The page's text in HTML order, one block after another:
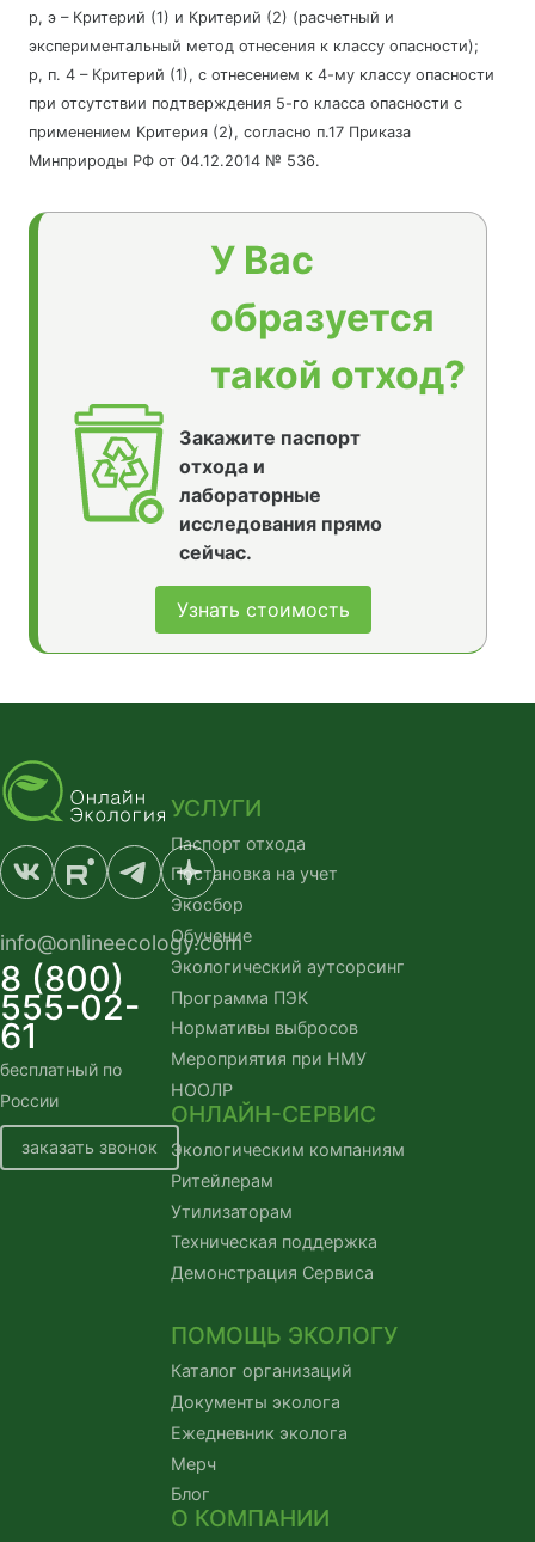
р, э – Критерий (1) и Критерий (2) (расчетный и
экспериментальный метод отнесения к классу опасности);
р, п. 4 – Критерий (1), с отнесением к 4-му классу опасности
при отсутствии подтверждения 5-го класса опасности с
применением Критерия (2), согласно п.17 Приказа
Минприроды РФ от 04.12.2014 № 536.
У Вас
образуется
такой отход?
Закажите паспорт
отхода и
лабораторные
исследования прямо
сейчас.
Узнать стоимость
info@onlineecology.com
8 (800)
555-02-
61
бесплатный по
России
заказать звонок
УСЛУГИ
Паспорт отхода
Постановка на учет
Экосбор
Обучение
Экологический аутсорсинг
Программа ПЭК
Нормативы выбросов
Мероприятия при НМУ
НООЛР
ОНЛАЙН-СЕРВИС
Экологическим компаниям
Ритейлерам
Утилизаторам
Техническая поддержка
Демонстрация Сервиса
ПОМОЩЬ ЭКОЛОГУ
Каталог организаций
Документы эколога
Ежедневник эколога
Мерч
Блог
О КОМПАНИИ